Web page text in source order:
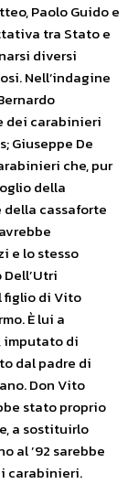
Paolo Guido e
tra Stato e
diversi
Nell’indagine
dei carabinieri
Giuseppe De
che, pur
della
cassaforte
e lo stesso
figlio di Vito
È lui a
imputato di
dal padre di
Don Vito
stato proprio
a sostituirlo
al ’92 sarebbe
carabinieri.